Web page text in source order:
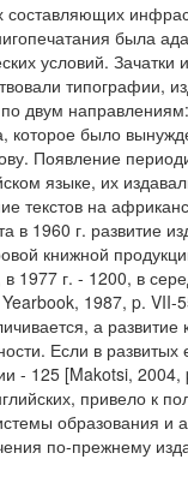
составляющих
была
условий. Зачатки
типографии,
двум
которое было
Появление
языке, их
текстов на
1960 г. развитие
книжной
1977 г. - 1200, в
1987, p.
а развитие
Если в развитых
- 125 [Makotsi,
привело к
образования и
по-прежнему